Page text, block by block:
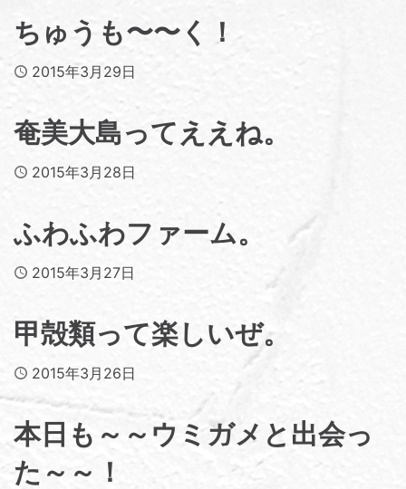
ちゅうも〜〜く！
Published
2015年3月29日
奄美大島ってええね。
Published
2015年3月28日
ふわふわファーム。
Published
2015年3月27日
甲殻類って楽しいぜ。
Published
2015年3月26日
本日も～～ウミガメと出会っ
た～～！